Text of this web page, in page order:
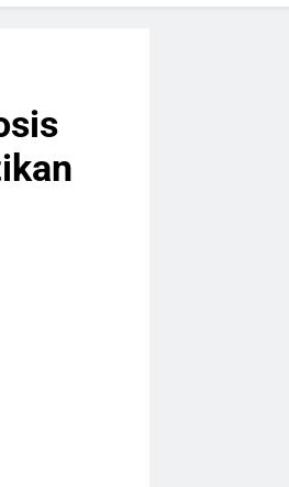
Kaya Aroma Dan Manfaat Untuk
Sistem Pencernaan Yang
Akhir Sistem Pencernaan Yang
Penting Yang Menyelesaikan
Pencernaan Yang Memiliki